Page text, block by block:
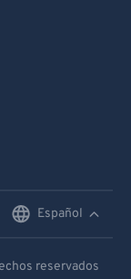
Español
reservados